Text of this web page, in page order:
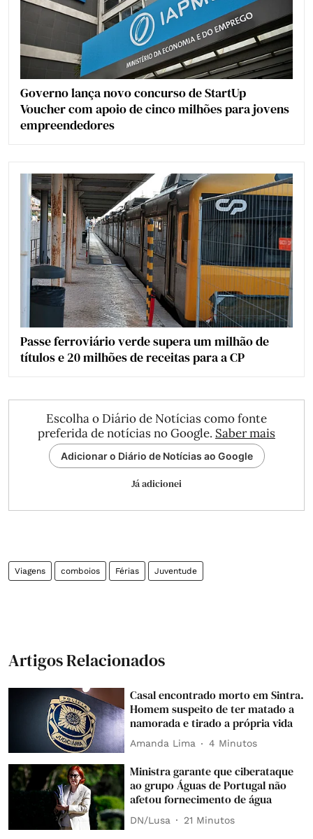
Governo lança novo concurso de StartUp
Voucher com apoio de cinco milhões para jovens
empreendedores
Passe ferroviário verde supera um milhão de
títulos e 20 milhões de receitas para a CP
Escolha o Diário de Notícias como fonte
preferida de notícias no Google. Saber mais
Adicionar o Diário de Notícias ao Google
Já adicionei
Viagens comboios Férias Juventude
Artigos Relacionados
Casal encontrado morto em Sintra.
Homem suspeito de ter matado a
namorada e tirado a própria vida
Amanda Lima 4 Minutos
Ministra garante que ciberataque
ao grupo Águas de Portugal não
afetou fornecimento de água
DN/Lusa 21 Minutos